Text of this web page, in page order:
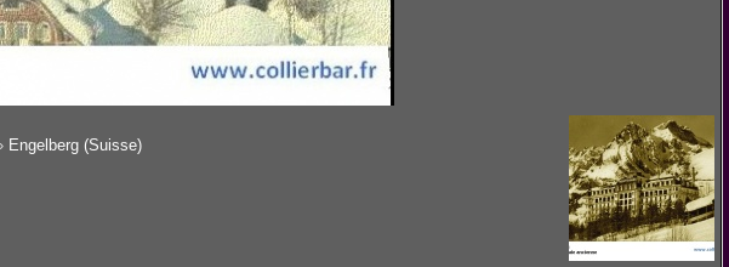
Engelberg (Suisse)